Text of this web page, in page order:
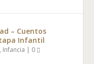
– Cuentos
Infantil
, Infancia | 0